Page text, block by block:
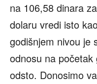
na 106,58 dinara
dolaru vredi isto
godišnjem nivou je
odnosu na
odsto. Donosimo